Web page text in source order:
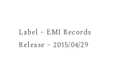
Label – EMI Records
Release – 2015/04/29